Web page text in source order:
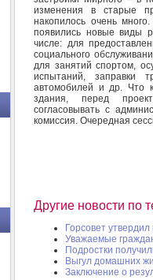
изменения в старые
накопилось очень
появились новые виды
числе: для
социального
для занятий спортом,
испытаний, заправки
автомобилей и др. Что
здания, перед
согласовывать с
комиссия. Очередная
Другие новости по
Горсовет
Уважаемые
Подростки
Выгул домашних
Заключение о